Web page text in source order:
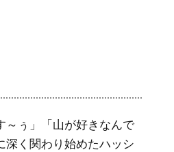
～ぅ」「山が好きなんで
深く関わり始めたハッシ